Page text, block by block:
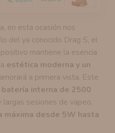
en esta ocasión nos
del ya conocido Drag S, el
mantiene la esencia
estética moderna y un
a primera vista. Este
batería interna de 2500
largas sesiones de vapeo,
máxima desde 5W hasta